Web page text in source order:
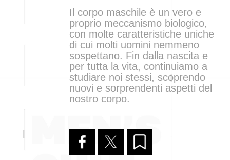
Il corpo maschile è un vero e
proprio meccanismo biologico,
con molte caratteristiche uniche
di cui molti uomini nemmeno
sospettano. Fin dalla nascita e
per tutta la vita, continuiamo a
studiare noi stessi, scoprendo
nuovi e sorprendenti aspetti del
nostro corpo.